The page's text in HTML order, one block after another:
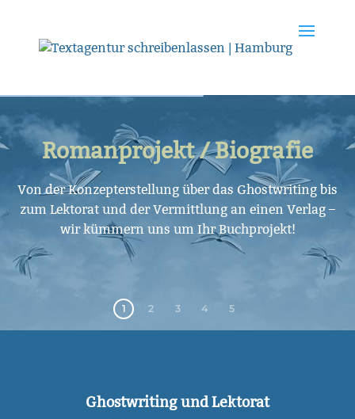
Romanprojekt / Biografie
Von der Konzepterstellung über das Ghostwriting bis
zum Lektorat und der Vermittlung an einen Verlag –
wir kümmern uns um Ihr Buchprojekt!
1 2 3 4 5
Ghostwriting und Lektorat